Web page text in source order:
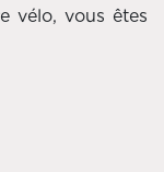
vélo, vous êtes